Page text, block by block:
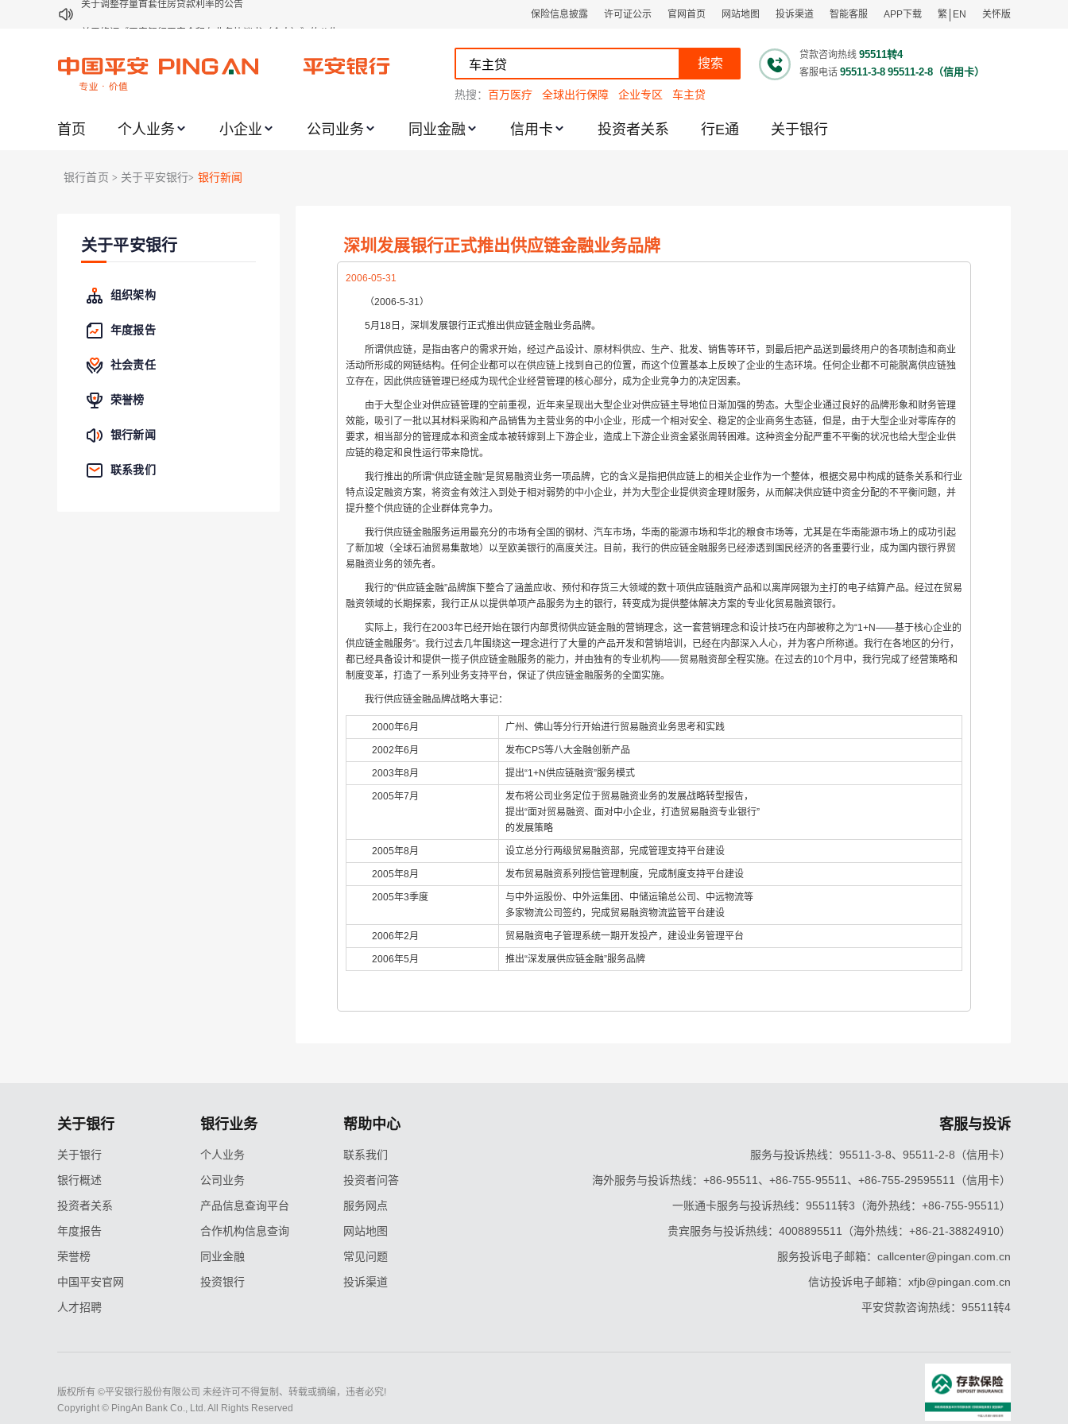
关于2021年劳动节期间代理贵金属业务风险提示的通知
关于加强代理贵金属业务风险防范的提示
关于进一步加强代理贵金属业务风险防范的提示
关于平安银行电子版信用卡更名为平安银行数字信用卡的公告
保险信息披露 许可证公示 官网首页 网站地图 投诉渠道 智能客服 APP下载 繁 EN 关怀版
搜索
贷款咨询热线 95511转4
客服电话 95511-3-8 95511-2-8（信用卡）
热搜： 百万医疗 全球出行保障 企业专区 车主贷
首页 个人业务 小企业 公司业务 同业金融 信用卡 投资者关系 行E通 关于银行
银行首页 > 关于平安银行> 银行新闻
关于平安银行
组织架构
年度报告
社会责任
荣誉榜
银行新闻
联系我们
深圳发展银行正式推出供应链金融业务品牌
2006-05-31
（2006-5-31）
5月18日，深圳发展银行正式推出供应链金融业务品牌。
所谓供应链，是指由客户的需求开始，经过产品设计、原材料供应、生产、批发、销售等环节，到最后把产品送到最终用户的各项制造和商业
活动所形成的网链结构。任何企业都可以在供应链上找到自己的位置，而这个位置基本上反映了企业的生态环境。任何企业都不可能脱离供应链独
立存在，因此供应链管理已经成为现代企业经营管理的核心部分，成为企业竞争力的决定因素。
由于大型企业对供应链管理的空前重视，近年来呈现出大型企业对供应链主导地位日渐加强的势态。大型企业通过良好的品牌形象和财务管理
效能，吸引了一批以其材料采购和产品销售为主营业务的中小企业，形成一个相对安全、稳定的企业商务生态链，但是，由于大型企业对零库存的
要求，相当部分的管理成本和资金成本被转嫁到上下游企业，造成上下游企业资金紧张周转困难。这种资金分配严重不平衡的状况也给大型企业供
应链的稳定和良性运行带来隐忧。
我行推出的所谓“供应链金融”是贸易融资业务一项品牌，它的含义是指把供应链上的相关企业作为一个整体，根据交易中构成的链条关系和行业
特点设定融资方案，将资金有效注入到处于相对弱势的中小企业，并为大型企业提供资金理财服务，从而解决供应链中资金分配的不平衡问题，并
提升整个供应链的企业群体竞争力。
我行供应链金融服务运用最充分的市场有全国的钢材、汽车市场，华南的能源市场和华北的粮食市场等，尤其是在华南能源市场上的成功引起
了新加坡（全球石油贸易集散地）以至欧美银行的高度关注。目前，我行的供应链金融服务已经渗透到国民经济的各重要行业，成为国内银行界贸
易融资业务的领先者。
我行的“供应链金融”品牌旗下整合了涵盖应收、预付和存货三大领域的数十项供应链融资产品和以离岸网银为主打的电子结算产品。经过在贸易
融资领域的长期探索，我行正从以提供单项产品服务为主的银行，转变成为提供整体解决方案的专业化贸易融资银行。
实际上，我行在2003年已经开始在银行内部贯彻供应链金融的营销理念，这一套营销理念和设计技巧在内部被称之为“1+N——基于核心企业的
供应链金融服务”。我行过去几年围绕这一理念进行了大量的产品开发和营销培训，已经在内部深入人心，并为客户所称道。我行在各地区的分行，
都已经具备设计和提供一揽子供应链金融服务的能力，并由独有的专业机构——贸易融资部全程实施。在过去的10个月中，我行完成了经营策略和
制度变革，打造了一系列业务支持平台，保证了供应链金融服务的全面实施。
我行供应链金融品牌战略大事记：
2000年6月 广州、佛山等分行开始进行贸易融资业务思考和实践
2002年6月 发布CPS等八大金融创新产品
2003年8月 提出“1+N供应链融资”服务模式
2005年7月
发布将公司业务定位于贸易融资业务的发展战略转型报告，
提出“面对贸易融资、面对中小企业，打造贸易融资专业银行”
的发展策略
2005年8月 设立总分行两级贸易融资部，完成管理支持平台建设
2005年8月 发布贸易融资系列授信管理制度，完成制度支持平台建设
2005年3季度
与中外运股份、中外运集团、中储运输总公司、中远物流等
多家物流公司签约，完成贸易融资物流监管平台建设
2006年2月 贸易融资电子管理系统一期开发投产，建设业务管理平台
2006年5月 推出“深发展供应链金融”服务品牌
关于银行
关于银行
银行概述
投资者关系
年度报告
荣誉榜
中国平安官网
人才招聘
银行业务
个人业务
公司业务
产品信息查询平台
合作机构信息查询
同业金融
投资银行
帮助中心
联系我们
投资者问答
服务网点
网站地图
常见问题
投诉渠道
客服与投诉
服务与投诉热线：95511-3-8、95511-2-8（信用卡）
海外服务与投诉热线：+86-95511、+86-755-95511、+86-755-29595511（信用卡）
一账通卡服务与投诉热线：95511转3（海外热线：+86-755-95511）
贵宾服务与投诉热线：4008895511（海外热线：+86-21-38824910）
服务投诉电子邮箱：callcenter@pingan.com.cn
信访投诉电子邮箱：xfjb@pingan.com.cn
平安贷款咨询热线：95511转4
版权所有 ©平安银行股份有限公司 未经许可不得复制、转载或摘编，违者必究!
Copyright © PingAn Bank Co., Ltd. All Rights Reserved